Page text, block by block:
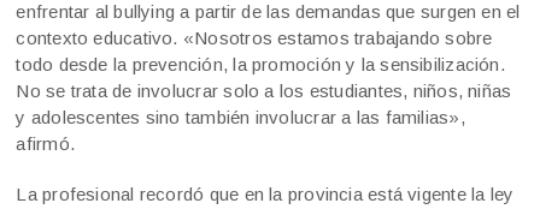
enfrentar al bullying a partir de las demandas que surgen en el
contexto educativo. «Nosotros estamos trabajando sobre
todo desde la prevención, la promoción y la sensibilización.
No se trata de involucrar solo a los estudiantes, niños, niñas
y adolescentes sino también involucrar a las familias»,
afirmó.
La profesional recordó que en la provincia está vigente la ley